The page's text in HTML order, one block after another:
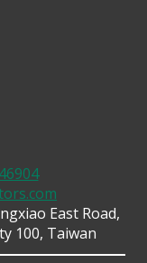
East Road,
100, Taiwan